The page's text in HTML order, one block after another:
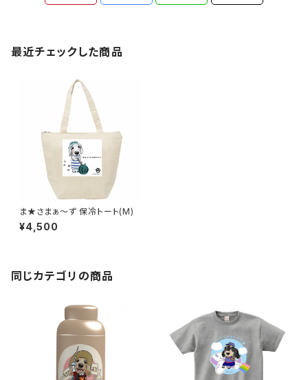
最近チェックした商品
ま★さまぁ〜ず 保冷トート(M)
¥4,500
同じカテゴリの商品